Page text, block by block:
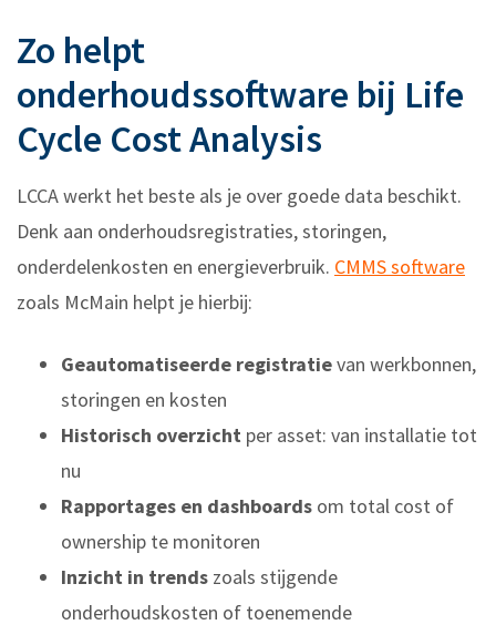
Zo helpt
onderhoudssoftware bij Life
Cycle Cost Analysis
LCCA werkt het beste als je over goede data beschikt.
Denk aan onderhoudsregistraties, storingen,
onderdelenkosten en energieverbruik. CMMS software
zoals McMain helpt je hierbij:
Geautomatiseerde registratievan werkbonnen,
storingen en kosten
Historisch overzicht per asset: van installatie tot
nu
Rapportages en dashboards om total cost of
ownership te monitoren
Inzicht in trends zoals stijgende
onderhoudskosten of toenemende